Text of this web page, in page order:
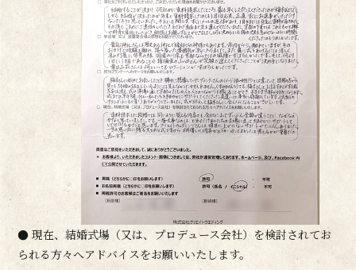
● 現在、結婚式場（又は、プロデュース会社）を検討されてお
られる方々へアドバイスをお願いいたします。